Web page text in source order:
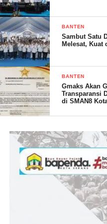
dengan Kepala Desa dan
Tim Wasev menyampaikan
membantu Pemerintah guna
masyarakat, meningkatkan
bela negara, membantu
Kamtibmas di pedesaan
Nasional yang mantap di
ujarnya.
M.M
menyampaikan ucapan
kepada Pemerintah
kerjasamanya terhadap
Pemerintah untuk
BANTEN
Sambut Satu
Melesat, Kuat
BANTEN
Gmaks Akan
Transparansi
di SMAN8